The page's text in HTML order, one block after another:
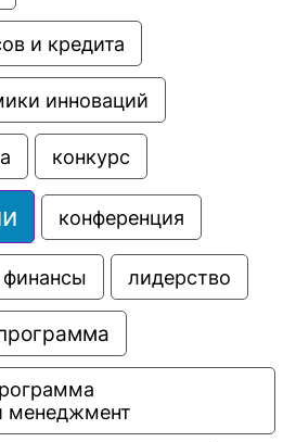
и кредита
инноваций
конкурс
конференция
лидерство
менеджмент